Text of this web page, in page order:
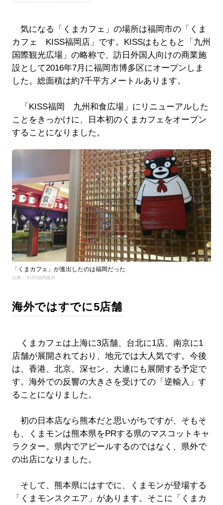
気になる「くまカフェ」の場所は福岡市の「くま
カフェ KISS福岡店」です。KISSはもともと「九州
国際観光広場」の略称で、訪日外国人向けの商業施
設として2016年7月に福岡市博多区にオープンしま
した。総面積は約7千平方メートルあります。
「KISS福岡 九州和食広場」にリニューアルした
ことをきっかけに、日本初のくまカフェをオープン
することになりました。
「くまカフェ」が進出したのは福岡だった
出典： KISS福岡提供
海外ではすでに5店舗
くまカフェは上海に3店舗、台北に1店、南京に1
店舗が展開されており、地元では大人気です。今後
は、香港、北京、深セン、大連にも展開する予定で
す。海外での反響の大きさを受けての「逆輸入」す
ることになりました。
初の日本店なら熊本だと思いがちですが、そもそ
も、くまモンは熊本県をPRする県のマスコットキャ
ラクター。県内でアピールするのではなく、県外で
の出店になりました。
そして、熊本県にはすでに、くまモンが登場する
「くまモンスクエア」があります。そこに「くまカ